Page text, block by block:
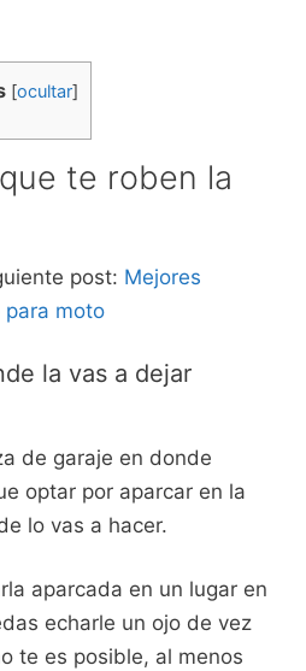
[ocultar]
te roben la
post: Mejores
para moto
la vas a dejar
de garaje en donde
optar por aparcar en la
lo vas a hacer.
aparcada en un lugar en
echarle un ojo de vez
te es posible, al menos